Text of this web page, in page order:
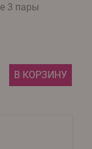
3 пары
В КОРЗИНУ